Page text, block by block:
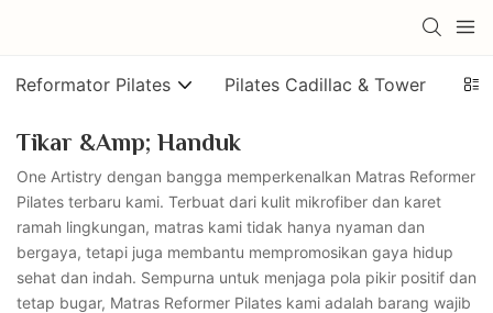
Reformator Pilates Pilates Cadillac & Tower
Tikar &amp; Handuk
One Artistry dengan bangga memperkenalkan Matras Reformer
Pilates terbaru kami. Terbuat dari kulit mikrofiber dan karet
ramah lingkungan, matras kami tidak hanya nyaman dan
bergaya, tetapi juga membantu mempromosikan gaya hidup
sehat dan indah. Sempurna untuk menjaga pola pikir positif dan
tetap bugar, Matras Reformer Pilates kami adalah barang wajib